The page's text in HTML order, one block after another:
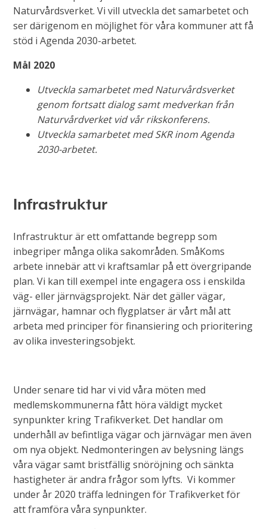
Naturvårdsverket. Vi vill utveckla det samarbetet och
ser därigenom en möjlighet för våra kommuner att få
stöd i Agenda 2030-arbetet.
Mål 2020
Utveckla samarbetet med Naturvårdsverket
genom fortsatt dialog samt medverkan från
Naturvårdverket vid vår rikskonferens.
Utveckla samarbetet med SKR inom Agenda
2030-arbetet.
Infrastruktur
Infrastruktur är ett omfattande begrepp som
inbegriper många olika sakområden. SmåKoms
arbete innebär att vi kraftsamlar på ett övergripande
plan. Vi kan till exempel inte engagera oss i enskilda
väg- eller järnvägsprojekt. När det gäller vägar,
järnvägar, hamnar och flygplatser är vårt mål att
arbeta med principer för finansiering och prioritering
av olika investeringsobjekt.
Under senare tid har vi vid våra möten med
medlemskommunerna fått höra väldigt mycket
synpunkter kring Trafikverket. Det handlar om
underhåll av befintliga vägar och järnvägar men även
om nya objekt. Nedmonteringen av belysning längs
våra vägar samt bristfällig snöröjning och sänkta
hastigheter är andra frågor som lyfts. Vi kommer
under år 2020 träffa ledningen för Trafikverket för
att framföra våra synpunkter.